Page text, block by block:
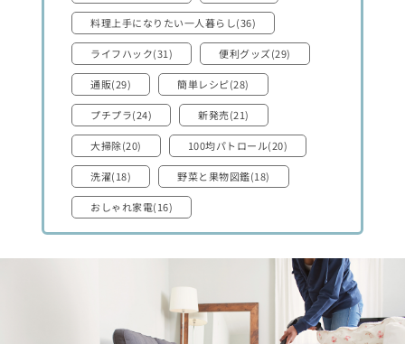
料理上手になりたい一人暮らし(36)
ライフハック(31) 便利グッズ(29)
通販(29) 簡単レシピ(28)
プチプラ(24) 新発売(21)
大掃除(20) 100均パトロール(20)
洗濯(18) 野菜と果物図鑑(18)
おしゃれ家電(16)